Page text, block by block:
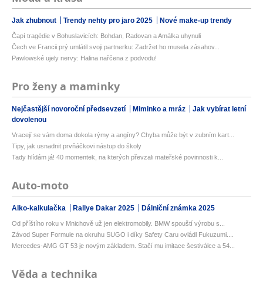
Jak zhubnout Trendy nehty pro jaro 2025 Nové make-up trendy
Čapí tragédie v Bohuslavicích: Bohdan, Radovan a Amálka uhynuli
Čech ve Francii prý umlátil svoji partnerku: Zadržet ho musela zásahov...
Pawlowské ujely nervy: Halina nařčena z podvodu!
Pro ženy a maminky
Nejčastější novoroční předsevzetí Miminko a mráz
Jak vybírat letní
dovolenou
Vracejí se vám doma dokola rýmy a angíny? Chyba může být v zubním kart...
Tipy, jak usnadnit prvňáčkovi nástup do školy
Tady hlídám já! 40 momentek, na kterých převzali mateřské povinnosti k...
Auto-moto
Alko-kalkulačka Rallye Dakar 2025 Dálniční známka 2025
Od příštího roku v Mnichově už jen elektromobily. BMW spouští výrobu s...
Závod Super Formule na okruhu SUGO i díky Safety Caru ovládl Fukuzumi....
Mercedes-AMG GT 53 je novým základem. Stačí mu imitace šestiválce a 54...
Věda a technika